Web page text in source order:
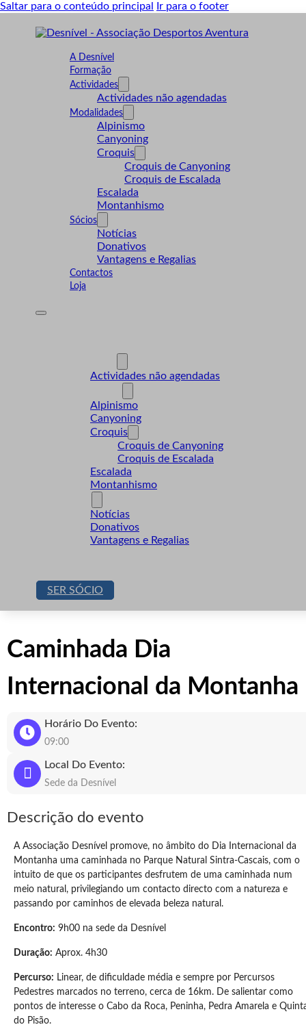
Saltar para o conteúdo principal Ir para o footer
A Desnível
Formação
Actividades
Actividades não agendadas
Modalidades
Alpinismo
Canyoning
Croquis
Croquis de Canyoning
Croquis de Escalada
Escalada
Montanhismo
Sócios
Notícias
Donativos
Vantagens e Regalias
Contactos
Loja
Actividades não agendadas
Alpinismo
Canyoning
Croquis
Croquis de Canyoning
Croquis de Escalada
Escalada
Montanhismo
Notícias
Donativos
Vantagens e Regalias
SER SÓCIO
Caminhada Dia
Internacional da Montanha
Horário Do Evento:
09:00
Local Do Evento:
Sede da Desnível
Descrição do evento
A Associação Desnível promove, no âmbito do Dia Internacional da
Montanha uma caminhada no Parque Natural Sintra-Cascais, com o
intuito de que os participantes desfrutem de uma caminhada num
meio natural, privilegiando um contacto directo com a natureza e
passando por caminhos de elevada beleza natural.
Encontro: 9h00 na sede da Desnível
Duração: Aprox. 4h30
Percurso: Linear, de dificuldade média e sempre por Percursos
Pedestres marcados no terreno, cerca de 16km. De salientar como
pontos de interesse o Cabo da Roca, Peninha, Pedra Amarela e
do Pisão.